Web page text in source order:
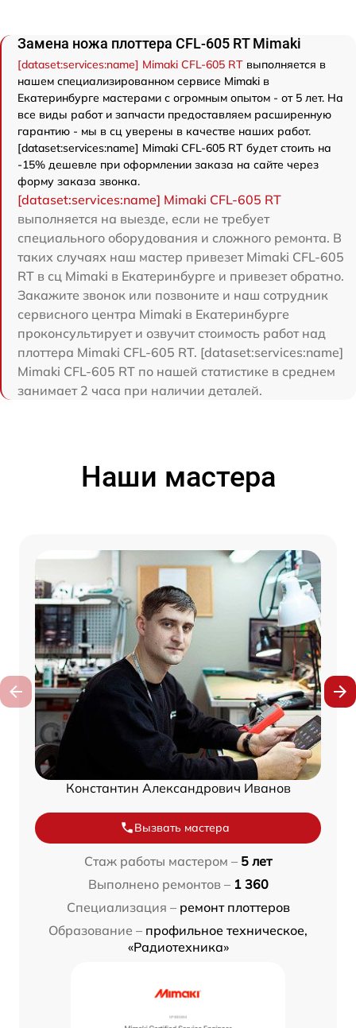
Замена ножа плоттера CFL-605 RT Mimaki
[dataset:services:name] Mimaki CFL-605 RT выполняется в
нашем специализированном сервисе Mimaki в
Екатеринбурге мастерами с огромным опытом - от 5 лет. На
все виды работ и запчасти предоставляем расширенную
гарантию - мы в сц уверены в качестве наших работ.
[dataset:services:name] Mimaki CFL-605 RT будет стоить на
-15% дешевле при оформлении заказа на сайте через
форму заказа звонка.
[dataset:services:name] Mimaki CFL-605 RT
выполняется на выезде, если не требует
специального оборудования и сложного ремонта. В
таких случаях наш мастер привезет Mimaki CFL-605
RT в сц Mimaki в Екатеринбурге и привезет обратно.
Закажите звонок или позвоните и наш сотрудник
сервисного центра Mimaki в Екатеринбурге
проконсультирует и озвучит стоимость работ над
плоттера Mimaki CFL-605 RT. [dataset:services:name]
Mimaki CFL-605 RT по нашей статистике в среднем
занимает 2 часа при наличии деталей.
Наши мастера
Константин Александрович Иванов
Вызвать мастера
Стаж работы мастером – 5 лет
Выполнено ремонтов – 1 360
Специализация – ремонт плоттеров
Образование – профильное техническое,
«Радиотехника»